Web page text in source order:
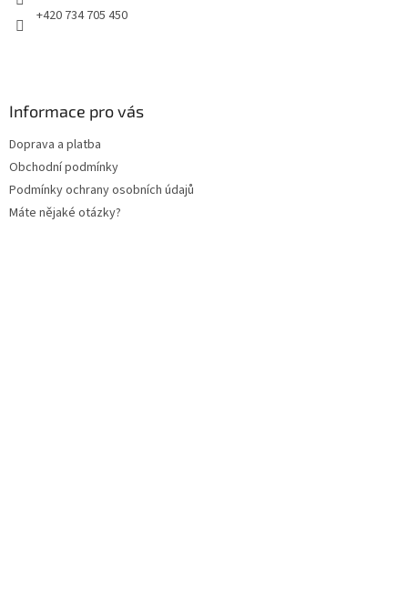
+420 734 705 450
Informace pro vás
Doprava a platba
Obchodní podmínky
Podmínky ochrany osobních údajů
Máte nějaké otázky?